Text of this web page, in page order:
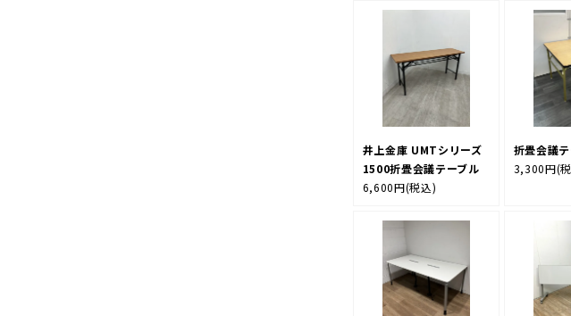
井上金庫 UMTシリーズ
1500折畳会議テーブル
6,600円(税込)
折畳会議
3,300円(